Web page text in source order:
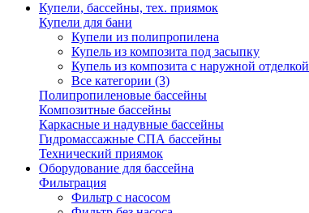
Купели, бассейны, тех. приямок
Купели для бани
Купели из полипропилена
Купель из композита под засыпку
Купель из композита с наружной отделкой
Все категории (3)
Полипропиленовые бассейны
Композитные бассейны
Каркасные и надувные бассейны
Гидромассажные СПА бассейны
Технический приямок
Оборудование для бассейна
Фильтрация
Фильтр с насосом